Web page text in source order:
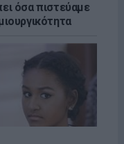
όσα πιστεύαμε